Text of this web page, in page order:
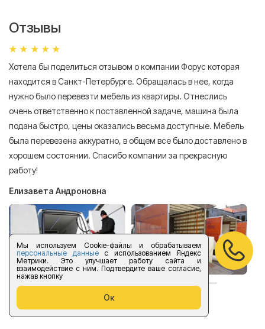
Мы используем Cookie-файлы и обрабатываем
персональные данныес использованием Яндекс
Метрики. Это улучшает работу сайта и
взаимодействие с ним. Подтвердите ваше согласие,
нажав кнопку
Ок
Отзывы
Хотела бы поделиться отзывом о компании Форус которая
находится в Санкт-Петербурге. Обращалась в нее, когда
нужно было перевезти мебель из квартиры. Отнеслись
очень ответственно к поставленной задаче, машина была
подана быстро, цены оказались весьма доступные. Мебель
была перевезена аккуратно, в общем все было доставлено в
хорошем состоянии. Спасибо компании за прекрасную
работу!
Елизавета Андроновна